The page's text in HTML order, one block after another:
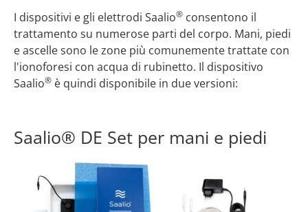
I dispositivi e gli elettrodi Saalio® consentono il
trattamento su numerose parti del corpo. Mani, piedi
e ascelle sono le zone più comunemente trattate con
l'ionoforesi con acqua di rubinetto. Il dispositivo
Saalio® è quindi disponibile in due versioni:
Saalio® DE Set per mani e piedi